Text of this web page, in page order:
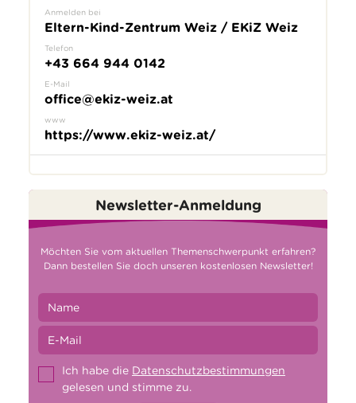
Anmelden bei
Eltern-Kind-Zentrum Weiz / EKiZ Weiz
Telefon
+43 664 944 0142
E-Mail
office@ekiz-weiz.at
www
https://www.ekiz-weiz.at/
Newsletter-Anmeldung
Möchten Sie vom aktuellen Themenschwerpunkt erfahren?
Dann bestellen Sie doch unseren kostenlosen Newsletter!
Ich habe die Datenschutzbestimmungen
gelesen und stimme zu.